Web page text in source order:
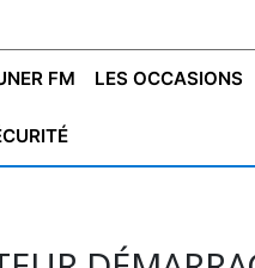
FM LES OCCASIONS